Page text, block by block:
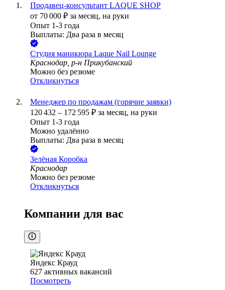
Продавец-консультант LAQUE SHOP
от 70 000 ₽ за месяц, на руки
Опыт 1-3 года
Выплаты: Два раза в месяц
Студия маникюра Laque Nail Lounge
Краснодар, р-н Прикубанский
Можно без резюме
Откликнуться
Менеджер по продажам (горячие заявки)
120 432 – 172 595 ₽ за месяц, на руки
Опыт 1-3 года
Можно удалённо
Выплаты: Два раза в месяц
Зелёная Коробка
Краснодар
Можно без резюме
Откликнуться
Компании для вас
Яндекс Крауд
627 активных вакансий
Посмотреть